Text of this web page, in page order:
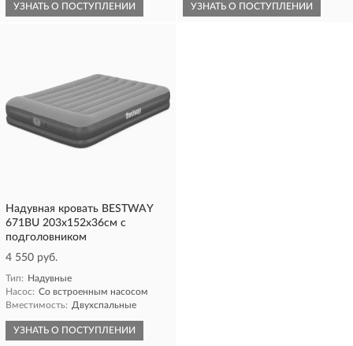
УЗНАТЬ О ПОСТУПЛЕНИИ УЗНАТЬ О ПОСТУПЛЕНИИ
Надувная кровать BESTWAY
671BU 203х152х36см с
подголовником
4 550 руб.
Тип: Надувные
Насос: Со встроенным насосом
Вместимость: Двухспальные
УЗНАТЬ О ПОСТУПЛЕНИИ